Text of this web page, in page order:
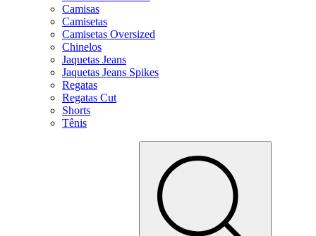
Camisas
Camisetas
Camisetas Oversized
Chinelos
Jaquetas Jeans
Jaquetas Jeans Spikes
Regatas
Regatas Cut
Shorts
Tênis